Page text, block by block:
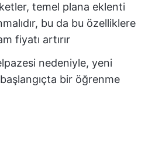
temel plana eklenti
bu da bu özelliklere
fiyatı artırır
nedeniyle, yeni
başlangıçta bir öğrenme